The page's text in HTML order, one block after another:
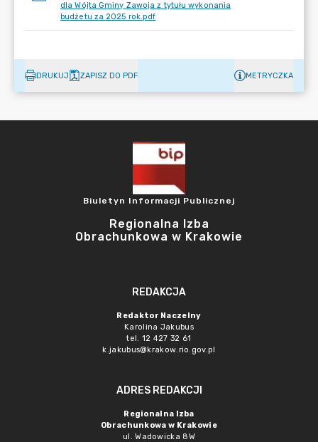
dla Wójta Gminy Zawoja z tytułu wykonania
budżetu za 2025 rok.pdf
DRUKUJ ZAPISZ DO PDF METRYCZKA
Biuletyn Informacji Publicznej
Regionalna Izba
Obrachunkowa w Krakowie
REDAKCJA
Redaktor Naczelny
Karolina Jakubus
tel. 12 427 32 61
k.jakubus@krakow.rio.gov.pl
ADRES REDAKCJI
Regionalna Izba
Obrachunkowa w Krakowie
ul. Wadowicka 8W